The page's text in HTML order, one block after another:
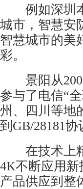
例如深圳本
城市，智慧安
智慧城市的美
彩。
景阳从2009
参与了电信“
州、四川等地
到GB/28181
在技术上精
4K不断应用
产品供应到整